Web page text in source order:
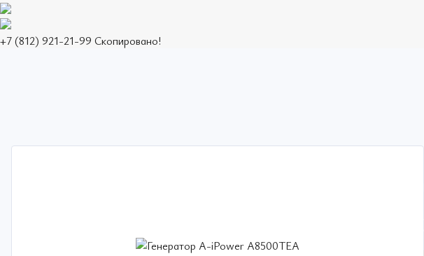
+7 (812) 921-21-99 Скопировано!